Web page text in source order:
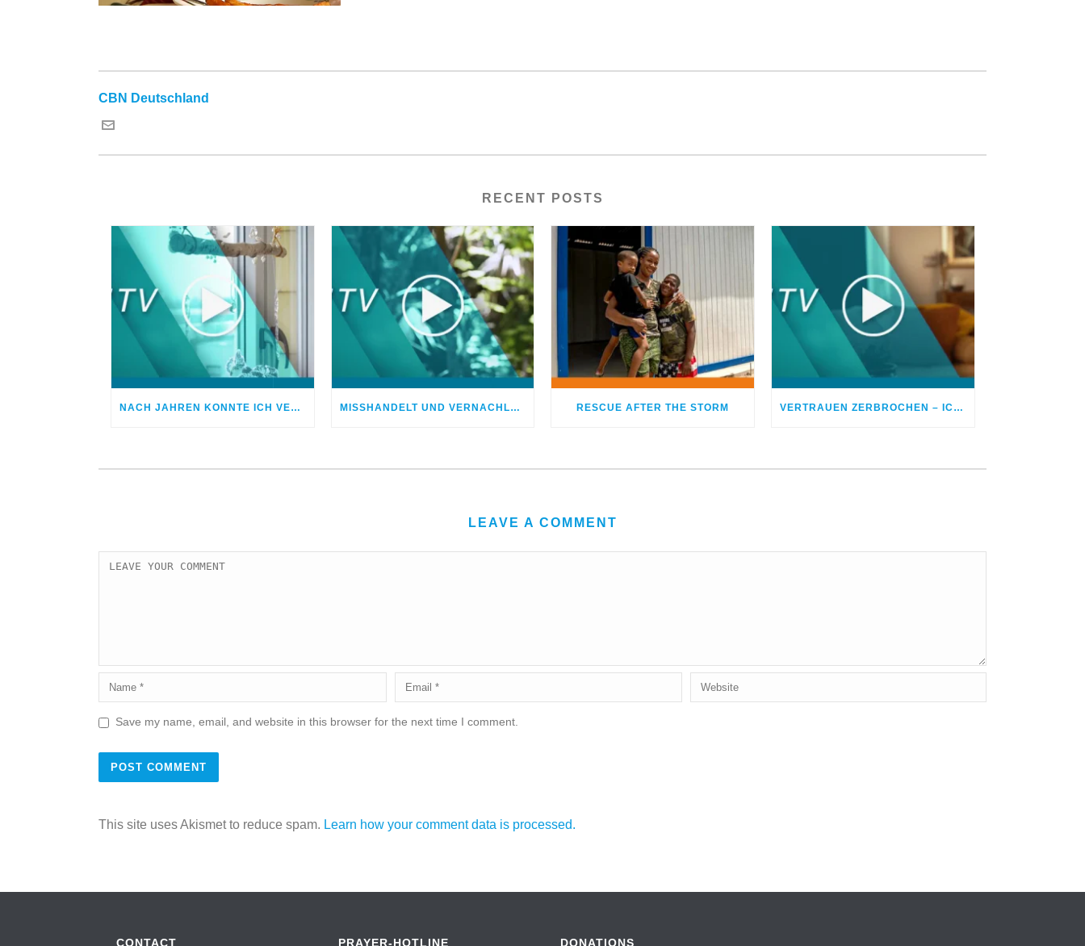
CBN Deutschland
RECENT POSTS
NACH JAHREN KONNTE ICH VERGEBEN MISSHANDELT UND VERNACHLÄSSIGT – DOCH GOTT HEILTE MEINE WUNDEN RESCUE AFTER THE STORM VERTRAUEN ZERBROCHEN – ICH BETROG MEINEN EHEPARTNER
LEAVE A COMMENT
Save my name, email, and website in this browser for the next time I comment.
This site uses Akismet to reduce spam. Learn how your comment data is processed.
CONTACT PRAYER-HOTLINE DONATIONS